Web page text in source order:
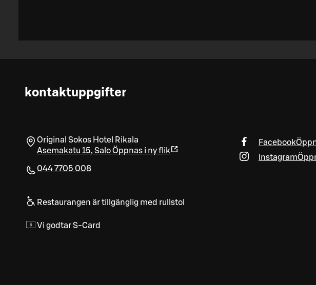
kontaktuppgifter
Original Sokos Hotel Rikala
Asemakatu 15, SaloÖppnas i ny flik
044 7705 008
Restaurangen är tillgänglig med rullstol
Vi godtar S-Card
Facebook
Instagram